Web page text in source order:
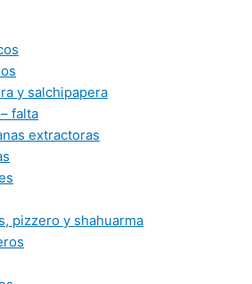
y salchipapera
falta
extractoras
pizzero y shahuarma